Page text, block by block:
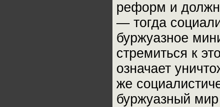
реформ и
— тогда
буржуазное
стремиться к
означает
же
буржуазный